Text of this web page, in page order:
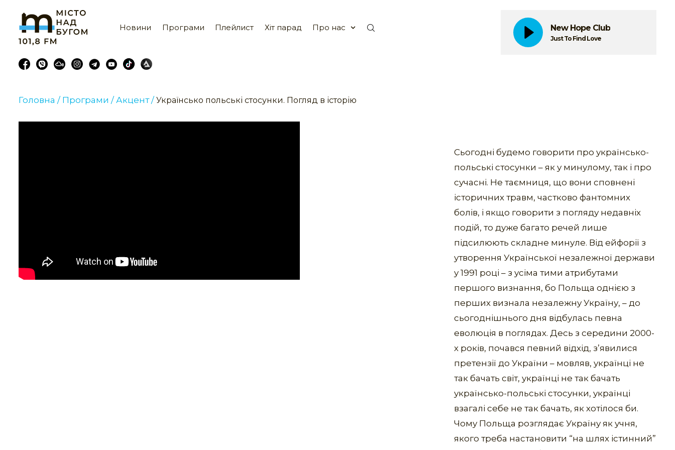
Новини Програми Плейлист Хіт парад Про нас New Hope Club
Just To Find Love
Головна / Програми / Акцент / Українсько польські стосунки. Погляд в історію
Сьогодні будемо говорити про українсько-
польські стосунки – як у минулому, так і про
сучасні. Не таємниця, що вони сповнені
історичних травм, частково фантомних
болів, і якщо говорити з погляду недавніх
подій, то дуже багато речей лише
підсилюють складне минуле. Від ейфорії з
утворення Української незалежної держави
у 1991 році – з усіма тими атрибутами
першого визнання, бо Польща однією з
перших визнала незалежну Україну, – до
сьогоднішнього дня відбулась певна
еволюція в поглядах. Десь з середини 2000-
х років, почався певний відхід, з’явилися
претензії до України – мовляв, українці не
так бачать світ, українці не так бачать
українсько-польські стосунки, українці
взагалі себе не так бачать, як хотілося би.
Чому Польща розглядає Україну як учня,
якого треба настановити “на шлях істинний”